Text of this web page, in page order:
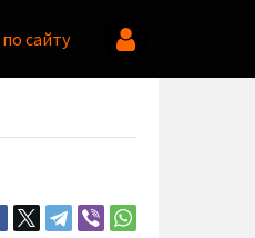
по сайту